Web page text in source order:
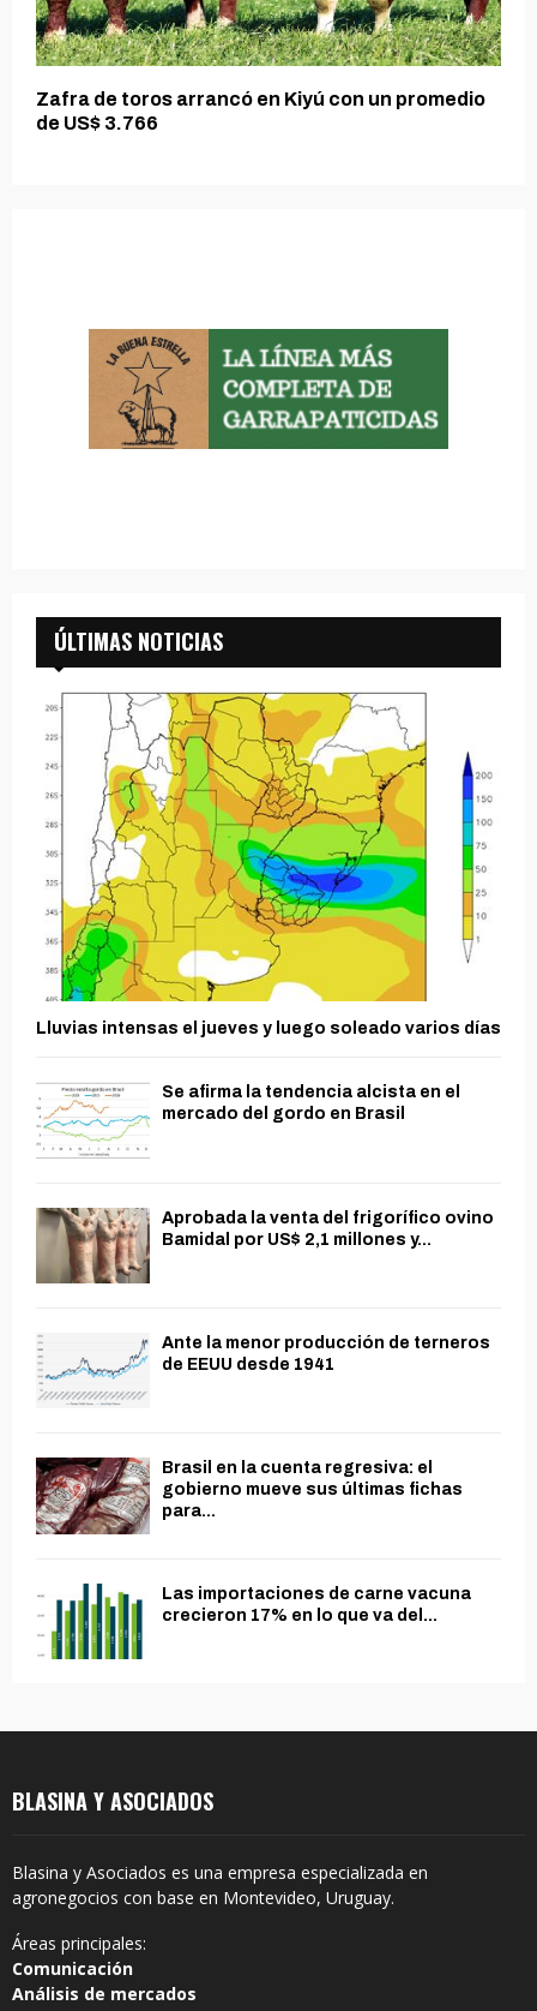
Zafra de toros arrancó en Kiyú con un promedio
de US$ 3.766
ÚLTIMAS NOTICIAS
Lluvias intensas el jueves y luego soleado varios días
Se afirma la tendencia alcista en el
mercado del gordo en Brasil
Aprobada la venta del frigorífico ovino
Bamidal por US$ 2,1 millones y...
Ante la menor producción de terneros
de EEUU desde 1941
Brasil en la cuenta regresiva: el
gobierno mueve sus últimas fichas
para...
Las importaciones de carne vacuna
crecieron 17% en lo que va del...
BLASINA Y ASOCIADOS
Blasina y Asociados es una empresa especializada en
agronegocios con base en Montevideo, Uruguay.
Áreas principales:
Comunicación
Análisis de mercados